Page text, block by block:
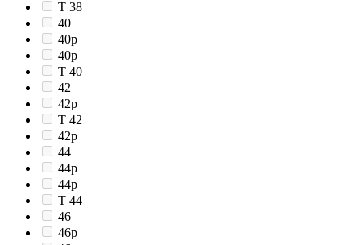
T 38
40
40p
40р
T 40
42
42p
T 42
42р
44
44p
44р
T 44
46
46p